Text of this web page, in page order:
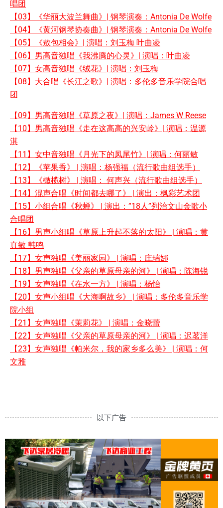
唱团
【03】《华丽大波兰舞曲》| 钢琴演奏：Antonia De Wolfe
【04】《黄河钢琴协奏曲》| 钢琴演奏：Antonia De Wolfe
【05】《敖包相会》| 演唱：刘玉梅 叶曲凌
【06】男高音独唱《我沸腾的心灵》| 演唱：叶曲凌
【07】女高音独唱《绒花》| 演唱：刘玉梅
【08】大合唱《长江之歌》| 演唱：多伦多音乐学院合唱
团
【09】男高音独唱《草原之夜》| 演唱：James W Reese
【10】男高音独唱《走在这高高的兴安岭》| 演唱：温源
淇
【11】女中音独唱《月光下的凤尾竹》| 演唱：何丽敏
【12】《苹果香》 | 演唱：杨强福（流行歌曲组选手）
【13】《橄榄树》 | 演唱： 何声兴（流行歌曲组选手）
【14】混声合唱《时间都去哪了》 | 演出：枫彩艺术团
【15】小组合唱《秋蝉》 | 演出：”18⼈”列治文山金歌小
合唱团
【16】男声小组唱《草原上升起不落的太阳》 | 演唱：黄
真敏 韩鸣
【17】女声独唱《美丽家园》 | 演唱：庄瑞娜
【18】男声独唱《父亲的草原母亲的河》 | 演唱：陈海锐
【19】女声独唱《在水一方》 | 演唱：杨怡
【20】女声小组唱《大海啊故乡》 | 演唱：多伦多音乐学
院小组
【21】女声独唱《茉莉花》 | 演唱：金晓蕾
【22】女声独唱《父亲的草原母亲的河》 | 演唱：迟茗洋
【23】女声独唱《帕米尔，我的家乡多么美》 | 演唱：何
文雅
以下广告